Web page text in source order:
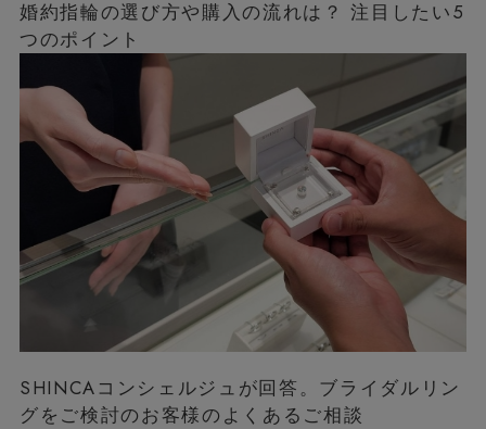
婚約指輪の選び方や購入の流れは？ 注目したい5
つのポイント
SHINCAコンシェルジュが回答。ブライダルリン
グをご検討のお客様のよくあるご相談